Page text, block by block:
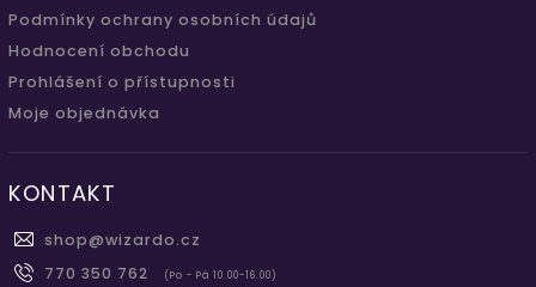
Podmínky ochrany osobních údajů
Hodnocení obchodu
Prohlášení o přístupnosti
Moje objednávka
KONTAKT
shop@wizardo.cz
770 350 762
(Po - Pá 10.00-16.00)